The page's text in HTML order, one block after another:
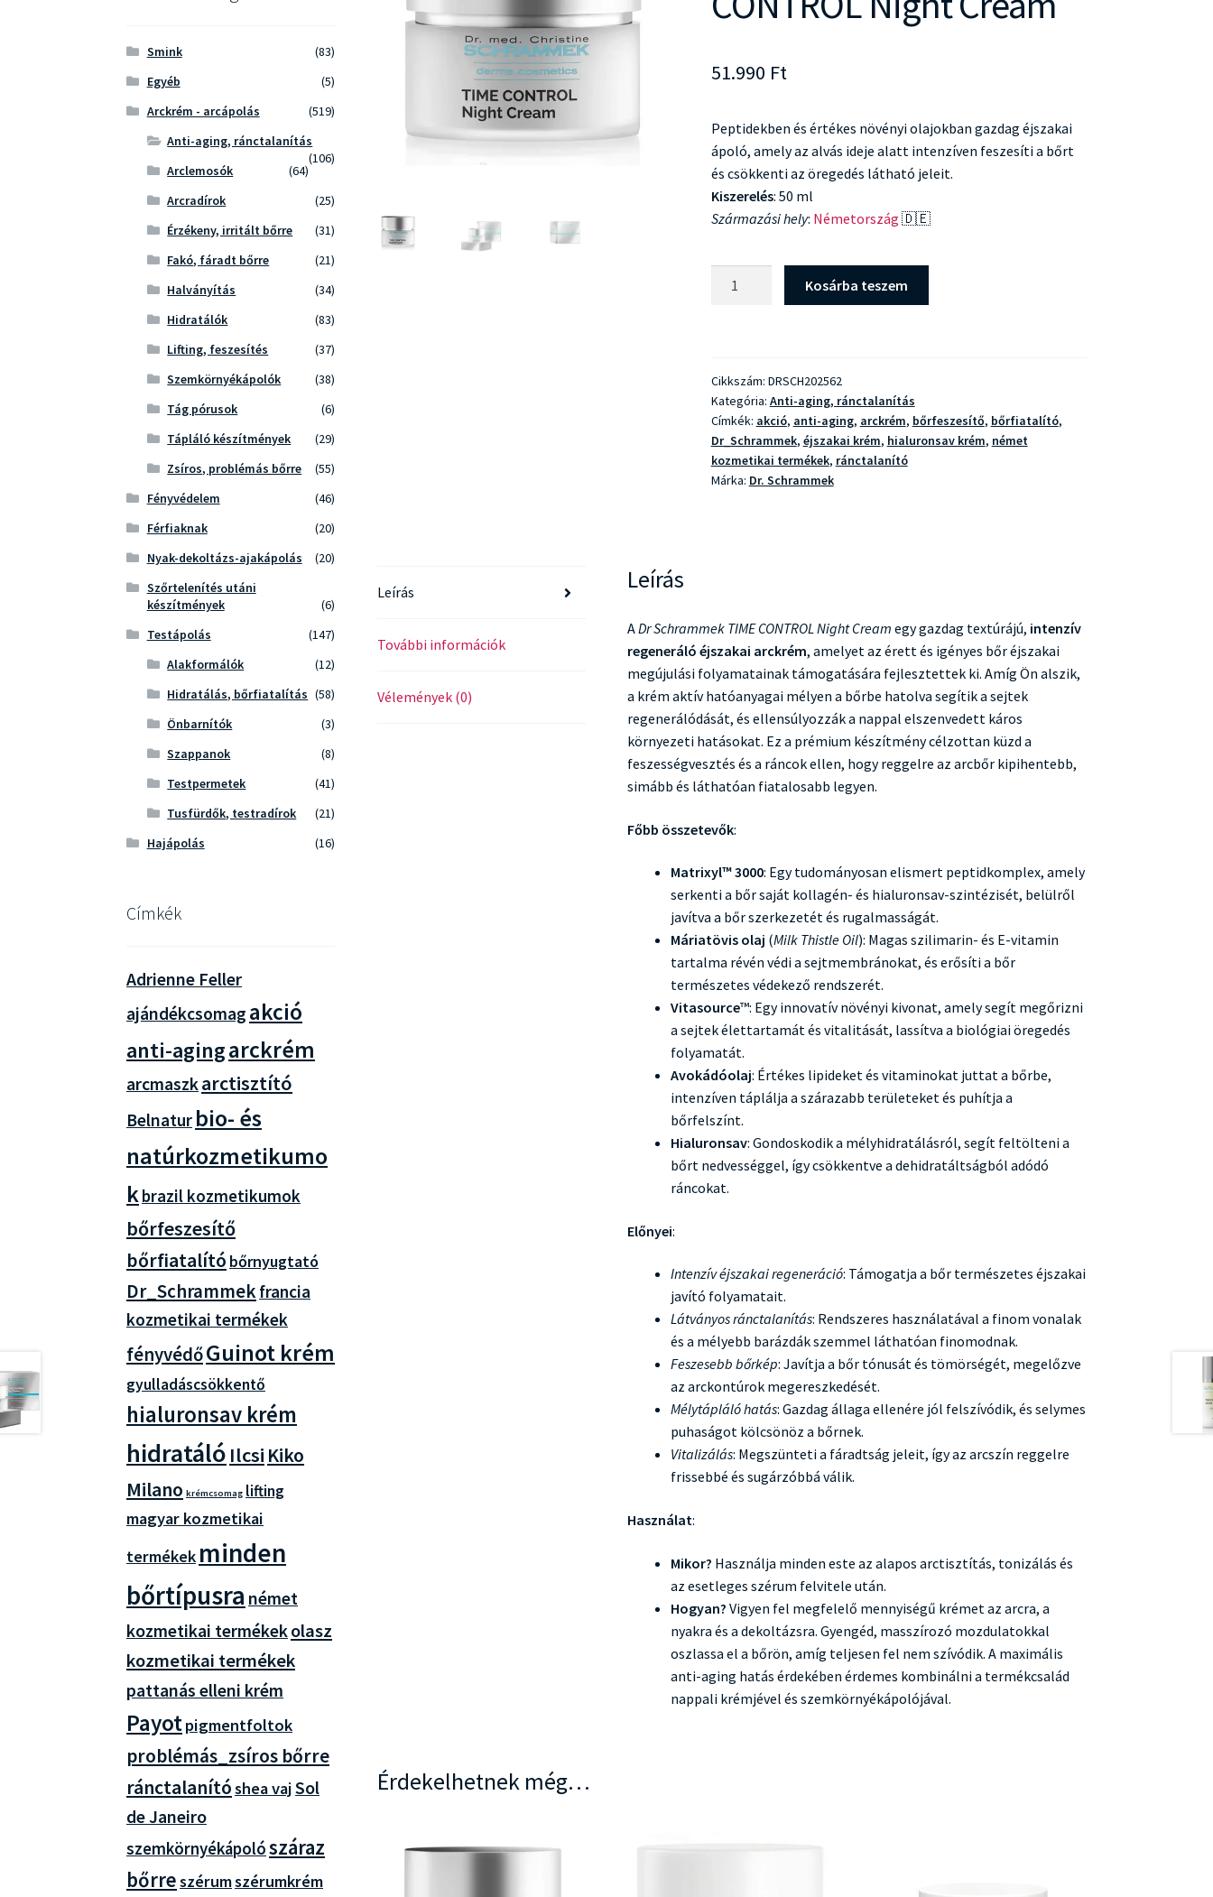
51.990 Ft
Peptidekben és értékes növényi olajokban gazdag éjszakai
ápoló, amely az alvás ideje alatt intenzíven feszesíti a bőrt
és csökkenti az öregedés látható jeleit.
Kiszerelés: 50 ml
Származási hely: Németország 🇩🇪
Cream
mennyiség
Kosárba teszem
Cikkszám: DRSCH202562
Kategória: Anti-aging, ránctalanítás
Címkék: akció, anti-aging, arckrém, bőrfeszesítő, bőrfiatalító,
Dr_Schrammek, éjszakai krém, hialuronsav krém, német
kozmetikai termékek, ránctalanító
Márka: Dr. Schrammek
Leírás
További információk
Vélemények (0)
Leírás
ADr Schrammek TIME CONTROL Night Cream egy gazdag textúrájú, intenzív
regeneráló éjszakai arckrém, amelyet az érett és igényes bőr éjszakai
megújulási folyamatainak támogatására fejlesztettek ki. Amíg Ön alszik,
a krém aktív hatóanyagai mélyen a bőrbe hatolva segítik a sejtek
regenerálódását, és ellensúlyozzák a nappal elszenvedett káros
környezeti hatásokat. Ez a prémium készítmény célzottan küzd a
feszességvesztés és a ráncok ellen, hogy reggelre az arcbőr kipihentebb,
simább és láthatóan fiatalosabb legyen.
Főbb összetevők:
Matrixyl™ 3000: Egy tudományosan elismert peptidkomplex, amely
serkenti a bőr saját kollagén- és hialuronsav-szintézisét, belülről
javítva a bőr szerkezetét és rugalmasságát.
Máriatövis olaj (Milk Thistle Oil): Magas szilimarin- és E-vitamin
tartalma révén védi a sejtmembránokat, és erősíti a bőr
természetes védekező rendszerét.
Vitasource™: Egy innovatív növényi kivonat, amely segít megőrizni
a sejtek élettartamát és vitalitását, lassítva a biológiai öregedés
folyamatát.
Avokádóolaj: Értékes lipideket és vitaminokat juttat a bőrbe,
intenzíven táplálja a szárazabb területeket és puhítja a
bőrfelszínt.
Hialuronsav: Gondoskodik a mélyhidratálásról, segít feltölteni a
bőrt nedvességgel, így csökkentve a dehidratáltságból adódó
ráncokat.
Előnyei:
Intenzív éjszakai regeneráció: Támogatja a bőr természetes éjszakai
javító folyamatait.
Látványos ránctalanítás: Rendszeres használatával a finom vonalak
és a mélyebb barázdák szemmel láthatóan finomodnak.
Feszesebb bőrkép: Javítja a bőr tónusát és tömörségét, megelőzve
az arckontúrok megereszkedését.
Mélytápláló hatás: Gazdag állaga ellenére jól felszívódik, és selymes
puhaságot kölcsönöz a bőrnek.
Vitalizálás: Megszünteti a fáradtság jeleit, így az arcszín reggelre
frissebbé és sugárzóbbá válik.
Használat:
Mikor? Használja minden este az alapos arctisztítás, tonizálás és
az esetleges szérum felvitele után.
Hogyan? Vigyen fel megfelelő mennyiségű krémet az arcra, a
nyakra és a dekoltázsra. Gyengéd, masszírozó mozdulatokkal
oszlassa el a bőrön, amíg teljesen fel nem szívódik. A maximális
anti-aging hatás érdekében érdemes kombinálni a termékcsalád
nappali krémjével és szemkörnyékápolójával.
Érdekelhetnek még…
Smink
(83)
Egyéb
(5)
Arckrém - arcápolás
(519)
Anti-aging, ránctalanítás
(106)
Arclemosók
(64)
Arcradírok
(25)
Érzékeny, irritált bőrre
(31)
Fakó, fáradt bőrre
(21)
Halványítás
(34)
Hidratálók
(83)
Lifting, feszesítés
(37)
Szemkörnyékápolók
(38)
Tág pórusok
(6)
Tápláló készítmények
(29)
Zsíros, problémás bőrre
(55)
Fényvédelem
(46)
Férfiaknak
(20)
Nyak-dekoltázs-ajakápolás
(20)
Szőrtelenítés utáni
készítmények
(6)
Testápolás
(147)
Alakformálók
(12)
Hidratálás, bőrfiatalítás (58)
Önbarnítók
(3)
Szappanok
(8)
Testpermetek
(41)
Tusfürdők, testradírok
(21)
Hajápolás
(16)
Címkék
Adrienne Feller
ajándékcsomag akció
anti-agingarckrém
arcmaszkarctisztító
Belnatur bio- és
natúrkozmetikumo
kbrazil kozmetikumok
bőrfeszesítő
bőrfiatalító bőrnyugtató
Dr_Schrammekfrancia
kozmetikai termékek
fényvédőGuinot krém
gyulladáscsökkentő
hialuronsav krém
hidratáló Ilcsi Kiko
Milano krémcsomag lifting
magyar kozmetikai
termékek minden
bőrtípusra német
kozmetikai termékekolasz
kozmetikai termékek
pattanás elleni krém
Payotpigmentfoltok
problémás_zsíros bőrre
ránctalanítóshea vajSol
de Janeiro
szemkörnyékápolószáraz
bőrreszérumszérumkrém